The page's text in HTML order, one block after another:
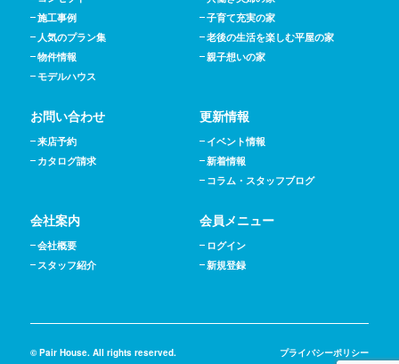
施工事例
人気のプラン集
物件情報
モデルハウス
子育て充実の家
老後の生活を楽しむ平屋の家
親子想いの家
お問い合わせ
来店予約
カタログ請求
更新情報
イベント情報
新着情報
コラム・スタッフブログ
会社案内
会社概要
スタッフ紹介
会員メニュー
ログイン
新規登録
© Pair House. All rights reserved. プライバシーポリシー